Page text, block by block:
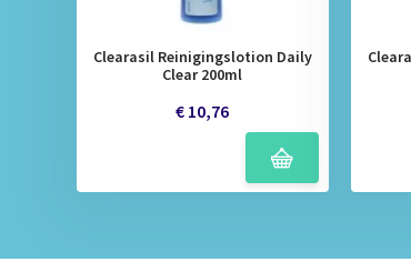
Clearasil Reinigingslotion Daily
Clear 200ml
€ 10,76